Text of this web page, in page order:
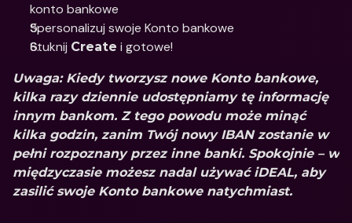
konto bankowe
Spersonalizuj swoje Konto bankowe
Stuknij Create i gotowe!
Uwaga: Kiedy tworzysz nowe Konto bankowe,
kilka razy dziennie udostępniamy tę informację
innym bankom. Z tego powodu może minąć
kilka godzin, zanim Twój nowy IBAN zostanie w
pełni rozpoznany przez inne banki. Spokojnie – w
międzyczasie możesz nadal używać iDEAL, aby
zasilić swoje Konto bankowe natychmiast.